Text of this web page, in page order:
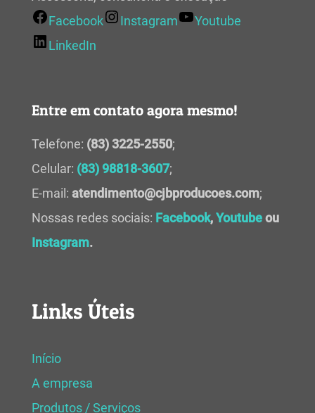
Facebook
Instagram
Youtube
LinkedIn
Entre em contato agora mesmo!
Telefone: (83) 3225-2550;
Celular: (83) 98818-3607;
E-mail: atendimento@cjbproducoes.com;
Nossas redes sociais: Facebook,Youtubeou
Instagram.
Links Úteis
Início
A empresa
Produtos / Serviços